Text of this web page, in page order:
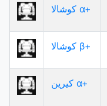
كوشالا α+
كوشالا β+
كيرين α+